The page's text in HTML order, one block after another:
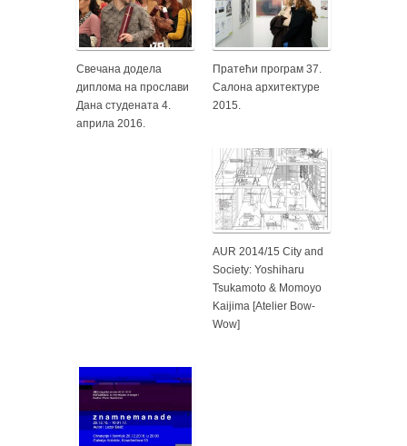
Свечана додела
диплома на прослави
Дана студената 4.
априла 2016.
Пратећи програм 37.
Салона архитектуре
2015.
AUR 2014/15 City and
Society: Yoshiharu
Tsukamoto & Momoyo
Kaijima [Atelier Bow-
Wow]